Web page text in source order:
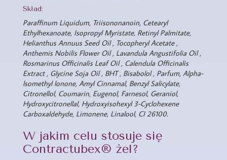
Skład:
Paraffinum Liquidum, Triisononanoin, Cetearyl
Ethylhexanoate, Isopropyl Myristate, Retinyl Palmitate,
Helianthus Annuus Seed Oil , Tocopheryl Acetate ,
Anthemis Nobilis Flower Oil , Lavandula Angustifolia Oil ,
Rosmarinus Officinalis Leaf Oil , Calendula Officinalis
Extract , Glycine Soja Oil , BHT , Bisabolol , Parfum, Alpha-
lsomethyl lonone, Amyl Cinnamal, Benzyl Salicylate,
Citronellol, Coumarin, Eugenol, Farnesol, Geraniol,
Hydroxycitronellal, Hydroxyisohexyl 3-Cyclohexene
Carboxaldehyde, Limonene, Linalool, CI 26100.
W jakim celu stosuje się
Contractubex® żel?